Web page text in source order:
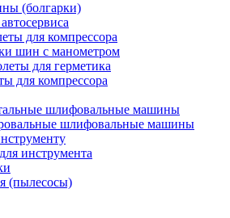
(болгарки)
для компрессора
шин с манометром
для герметика
для компрессора
шлифовальные машины
шлифовальные машины
инструмента
(пылесосы)